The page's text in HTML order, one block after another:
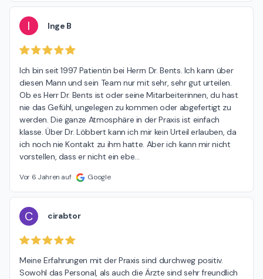
I Inge B
Ich bin seit 1997 Patientin bei Herrn Dr. Bents. Ich kann über
diesen Mann und sein Team nur mit sehr, sehr gut urteilen.
Ob es Herr Dr. Bents ist oder seine Mitarbeiterinnen, du hast
nie das Gefühl, ungelegen zu kommen oder abgefertigt zu
werden. Die ganze Atmosphäre in der Praxis ist einfach
klasse. Über Dr. Löbbert kann ich mir kein Urteil erlauben, da
ich noch nie Kontakt zu ihm hatte. Aber ich kann mir nicht
vorstellen, dass er nicht ein ebe…
Vor 6 Jahren auf Google
C cirabtor
Meine Erfahrungen mit der Praxis sind durchweg positiv.
Sowohl das Personal, als auch die Ärzte sind sehr freundlich